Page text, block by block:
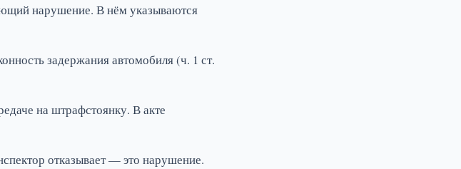
нарушение. В нём указываются
задержания автомобиля (ч. 1 ст.
на штрафстоянку. В акте
отказывает — это нарушение.